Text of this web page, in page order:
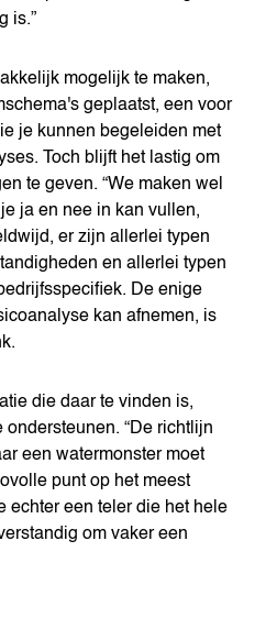
is.”
mogelijk te maken,
geplaatst, een voor
je kunnen begeleiden met
Toch blijft het lastig om
te geven. “We maken wel
ja en nee in kan vullen,
er zijn allerlei typen
en allerlei typen
De enige
kan afnemen, is
die daar te vinden is,
“De richtlijn
een watermonster moet
punt op het meest
echter een teler die het hele
om vaker een